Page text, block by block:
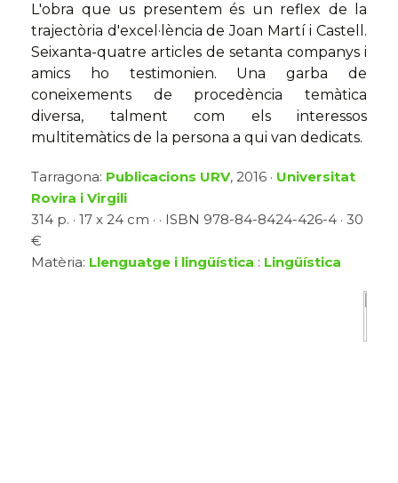
L'obra que us presentem és un reflex de la
trajectòria d'excel·lència de Joan Martí i Castell.
Seixanta-quatre articles de setanta companys i
amics ho testimonien. Una garba de
coneixements de procedència temàtica
diversa, talment com els interessos
multitemàtics de la persona a qui van dedicats.
Tarragona: Publicacions URV, 2016 · Universitat
Rovira i Virgili
314 p. · 17 x 24 cm · · ISBN 978-84-8424-426-4 · 30
€
Matèria: Llenguatge i lingüística : Lingüística